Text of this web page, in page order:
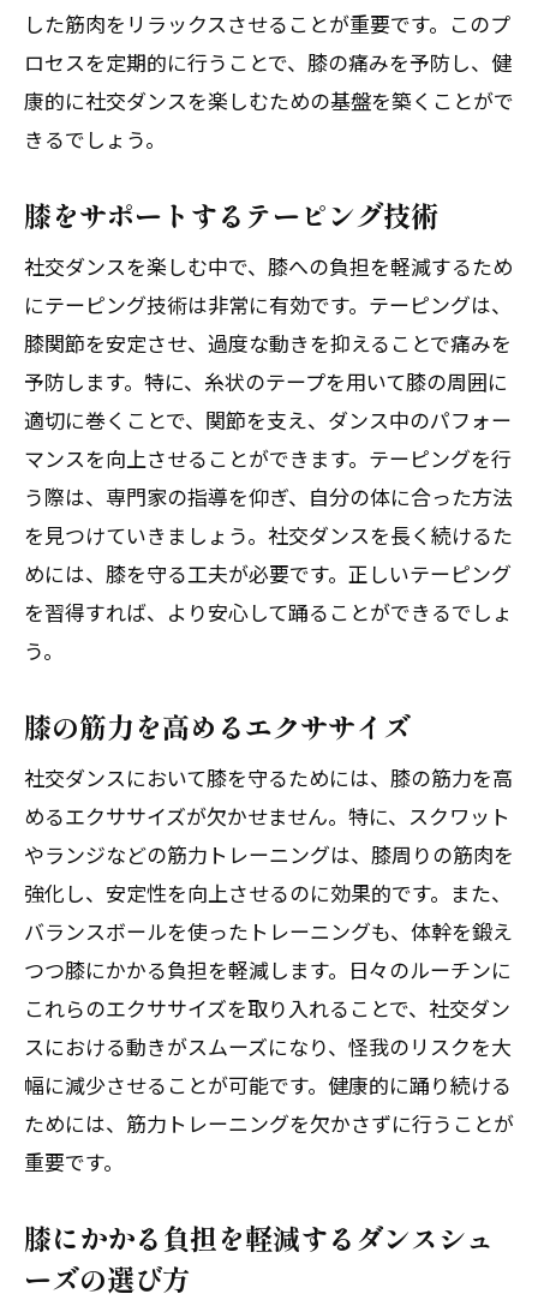
関節に負担をかけないリズムの取り方
関節の痛みを予防するための温熱療法
関節を守るための適切な休憩の取り方
選び方
膝サポーターの種類と選び方
膝に優しいダンスシューズの選び方
膝を守るためのインソールの効果
膝の負担を軽減するためのエルゴノミク
スグッズ
膝のケアに役立つマッサージツール
膝痛を緩和するための冷却グッズ
社交ダンス初心者が知っておくべき関節ケア
の基礎
初心者におすすめの関節ケア方法
関節を守るためのウォームアップとクー
初心者向けの膝・足首・肩のストレッチ
ダンス初心者に適したシューズ選び
関節の痛みを避けるためのダンスレッス
ン
長時間踊るための社交ダンスの関節ストレッ
チの重要性
長時間踊る前に行うべきストレッチ
関節の柔軟性を保つためのストレッチ方
法
関節疲労を軽減するためのクールダウン
長時間踊る際の関節ケアのポイント
社交ダンス後の関節リカバリーの方法
した筋肉をリラックスさせることが重要です。このプ
ロセスを定期的に行うことで、膝の痛みを予防し、健
康的に社交ダンスを楽しむための基盤を築くことがで
きるでしょう。
膝をサポートするテーピング技術
社交ダンスを楽しむ中で、膝への負担を軽減するため
にテーピング技術は非常に有効です。テーピングは、
膝関節を安定させ、過度な動きを抑えることで痛みを
予防します。特に、糸状のテープを用いて膝の周囲に
適切に巻くことで、関節を支え、ダンス中のパフォー
マンスを向上させることができます。テーピングを行
う際は、専門家の指導を仰ぎ、自分の体に合った方法
を見つけていきましょう。社交ダンスを長く続けるた
めには、膝を守る工夫が必要です。正しいテーピング
を習得すれば、より安心して踊ることができるでしょ
う。
膝の筋力を高めるエクササイズ
社交ダンスにおいて膝を守るためには、膝の筋力を高
めるエクササイズが欠かせません。特に、スクワット
やランジなどの筋力トレーニングは、膝周りの筋肉を
強化し、安定性を向上させるのに効果的です。また、
バランスボールを使ったトレーニングも、体幹を鍛え
つつ膝にかかる負担を軽減します。日々のルーチンに
これらのエクササイズを取り入れることで、社交ダン
スにおける動きがスムーズになり、怪我のリスクを大
幅に減少させることが可能です。健康的に踊り続ける
ためには、筋力トレーニングを欠かさずに行うことが
重要です。
膝にかかる負担を軽減するダンスシュ
ーズの選び方